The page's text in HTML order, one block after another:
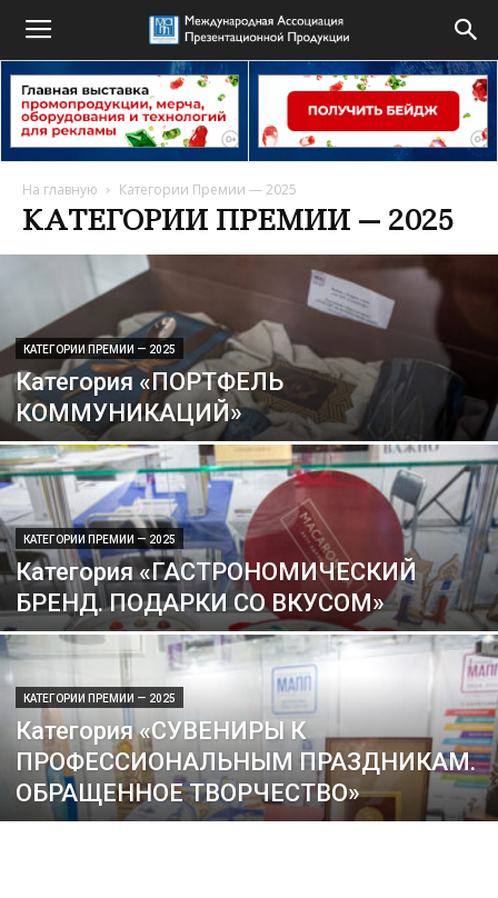
На главную Категории Премии — 2025
КАТЕГОРИИ ПРЕМИИ — 2025
КАТЕГОРИИ ПРЕМИИ — 2025
Категория «ПОРТФЕЛЬ
КОММУНИКАЦИЙ»
КАТЕГОРИИ ПРЕМИИ — 2025
Категория «ГАСТРОНОМИЧЕСКИЙ
БРЕНД. ПОДАРКИ СО ВКУСОМ»
КАТЕГОРИИ ПРЕМИИ — 2025
Категория «СУВЕНИРЫ К
ПРОФЕССИОНАЛЬНЫМ ПРАЗДНИКАМ.
ОБРАЩЕННОЕ ТВОРЧЕСТВО»